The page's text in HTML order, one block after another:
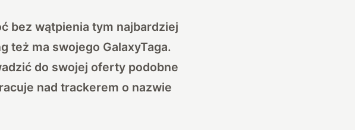
bez wątpienia tym najbardziej
też ma swojego GalaxyTaga.
do swojej oferty podobne
nad trackerem o nazwie